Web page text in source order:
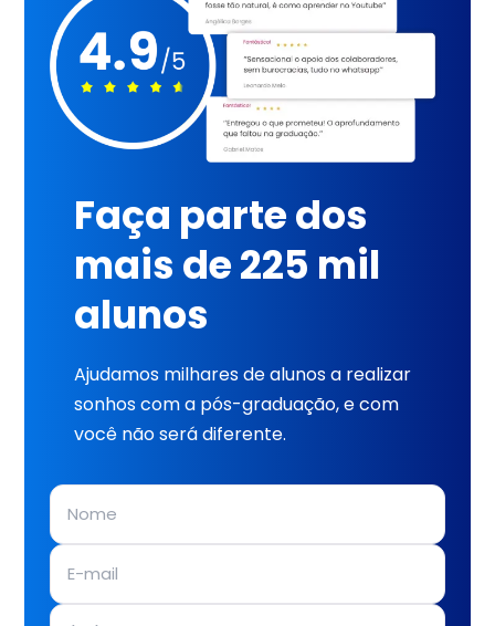
Faça parte dos
mais de 225 mil
alunos
Ajudamos milhares de alunos a realizar
sonhos com a pós-graduação, e com
você não será diferente.